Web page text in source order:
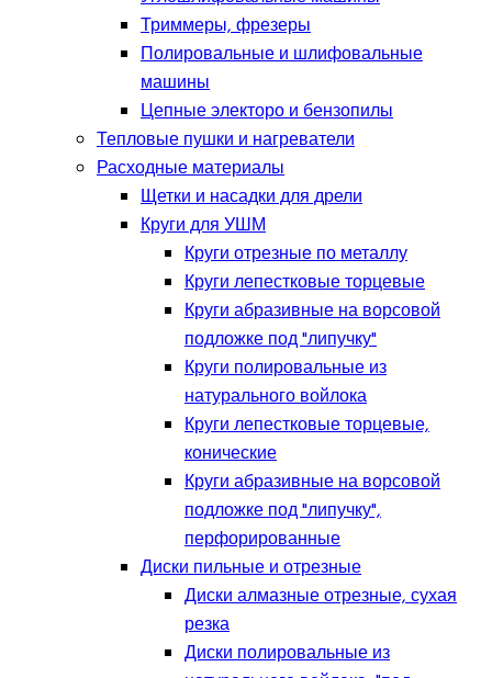
Триммеры, фрезеры
Полировальные и шлифовальные
машины
Цепные электоро и бензопилы
Тепловые пушки и нагреватели
Расходные материалы
Щетки и насадки для дрели
Круги для УШМ
Круги отрезные по металлу
Круги лепестковые торцевые
Круги абразивные на ворсовой
подложке под "липучку"
Круги полировальные из
натурального войлока
Круги лепестковые торцевые,
конические
Круги абразивные на ворсовой
подложке под "липучку",
перфорированные
Диски пильные и отрезные
Диски алмазные отрезные, сухая
резка
Диски полировальные из